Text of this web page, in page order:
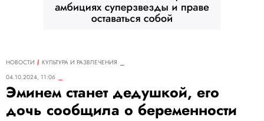
НОВОСТИ
КУЛЬТУРА И РАЗВЛЕЧЕНИЯ
04.10.2024, 11:06
Эминем станет дедушкой, его
дочь сообщила о беременности